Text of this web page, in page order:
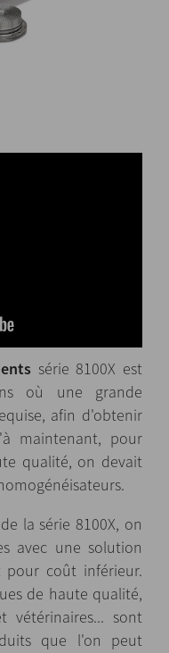
série 8100X est
où une grande
afin d'obtenir
maintenant, pour
qualité, on devait
de la série 8100X, on
avec une solution
pour coût inférieur.
de haute qualité,
vétérinaires... sont
que l'on peut